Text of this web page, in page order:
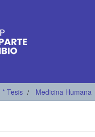
* Tesis Medicina Humana